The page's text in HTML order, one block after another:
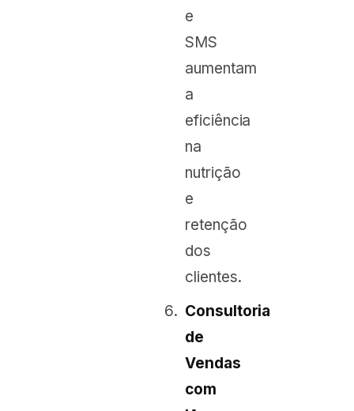
e
SMS
aumentam
a
eficiência
na
nutrição
e
retenção
dos
clientes.
Consultoria
de
Vendas
com